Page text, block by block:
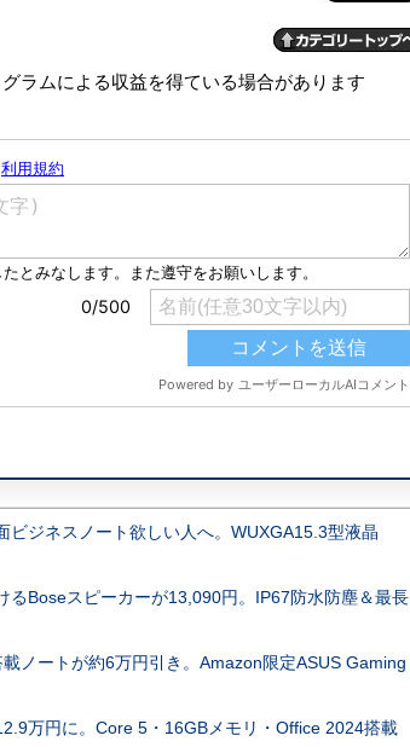
ラムによる収益を得ている場合があります
ビジネスノート欲しい人へ。WUXGA15.3型液晶
るBoseスピーカーが13,090円。IP67防水防塵＆最長
ノートが約6万円引き。Amazon限定ASUS Gaming
万円に。Core 5・16GBメモリ・Office 2024搭載